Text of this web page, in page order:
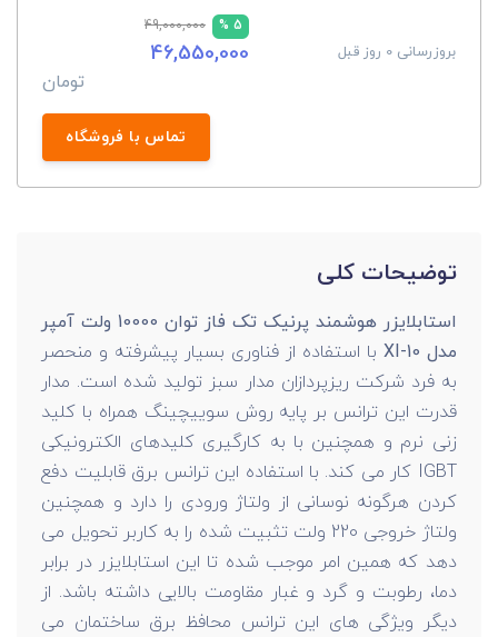
بروزرسانی 0 روز قبل
5 %
49,000,000
46,550,000
تومان
تماس با فروشگاه
توضیحات کلی
استابلایزر هوشمند پرنیک تک فاز توان 10000 ولت آمپر
مدل XI-10
با استفاده از فناوری بسیار پیشرفته و منحصر
به فرد شرکت ریزپردازان مدار سبز تولید شده است. مدار
قدرت این ترانس بر پایه روش سوییچینگ همراه با کلید
زنی نرم و همچنین با به کارگیری کلیدهای الکترونیکی
IGBT کار می کند. با استفاده این ترانس برق قابلیت دفع
کردن هرگونه نوسانی از ولتاژ ورودی را دارد و همچنین
ولتاژ خروجی 220 ولت تثبیت شده را به کاربر تحویل می
دهد که همین امر موجب شده تا این استابلایزر در برابر
دما، رطوبت و گرد و غبار مقاومت بالایی داشته باشد. از
دیگر ویژگی های این ترانس محافظ برق ساختمان می